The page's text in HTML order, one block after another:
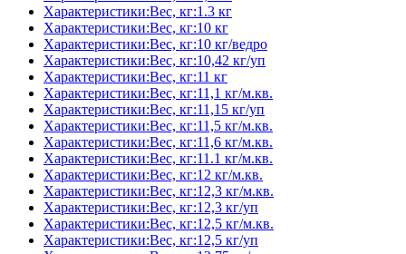
Характеристики:Вес, кг:1.3 кг
Характеристики:Вес, кг:10 кг
Характеристики:Вес, кг:10 кг/ведро
Характеристики:Вес, кг:10,42 кг/уп
Характеристики:Вес, кг:11 кг
Характеристики:Вес, кг:11,1 кг/м.кв.
Характеристики:Вес, кг:11,15 кг/уп
Характеристики:Вес, кг:11,5 кг/м.кв.
Характеристики:Вес, кг:11,6 кг/м.кв.
Характеристики:Вес, кг:11.1 кг/м.кв.
Характеристики:Вес, кг:12 кг/м.кв.
Характеристики:Вес, кг:12,3 кг/м.кв.
Характеристики:Вес, кг:12,3 кг/уп
Характеристики:Вес, кг:12,5 кг/м.кв.
Характеристики:Вес, кг:12,5 кг/уп